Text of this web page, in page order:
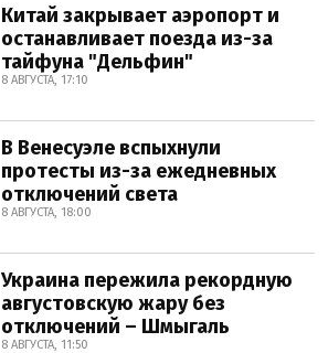
Китай закрывает аэропорт и
останавливает поезда из-за
тайфуна "Дельфин"
8 АВГУСТА, 17:10
В Венесуэле вспыхнули
протесты из-за ежедневных
отключений света
8 АВГУСТА, 18:00
Украина пережила рекордную
августовскую жару без
отключений – Шмыгаль
8 АВГУСТА, 11:50